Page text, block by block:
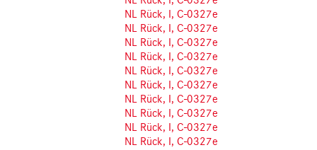
NL Rück, I, C-0327e
NL Rück, I, C-0327e
NL Rück, I, C-0327e
NL Rück, I, C-0327e
NL Rück, I, C-0327e
NL Rück, I, C-0327e
NL Rück, I, C-0327e
NL Rück, I, C-0327e
NL Rück, I, C-0327e
NL Rück, I, C-0327e